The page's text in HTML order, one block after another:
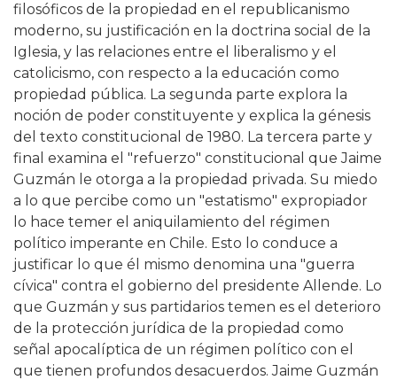
filosóficos de la propiedad en el republicanismo
moderno, su justificación en la doctrina social de la
Iglesia, y las relaciones entre el liberalismo y el
catolicismo, con respecto a la educación como
propiedad pública. La segunda parte explora la
noción de poder constituyente y explica la génesis
del texto constitucional de 1980. La tercera parte y
final examina el "refuerzo" constitucional que Jaime
Guzmán le otorga a la propiedad privada. Su miedo
a lo que percibe como un "estatismo" expropiador
lo hace temer el aniquilamiento del régimen
político imperante en Chile. Esto lo conduce a
justificar lo que él mismo denomina una "guerra
cívica" contra el gobierno del presidente Allende. Lo
que Guzmán y sus partidarios temen es el deterioro
de la protección jurídica de la propiedad como
señal apocalíptica de un régimen político con el
que tienen profundos desacuerdos. Jaime Guzmán